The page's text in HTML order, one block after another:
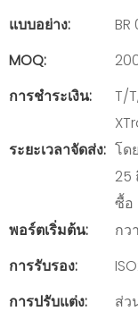
แบบอย่าง:
BR
MOQ:
การชำระเงิน:
T/
ระยะเวลาจัดส่ง: โด
25
ซื้อ
พอร์ตเริ่มต้น:
กว
การรับรอง:
การปรับแต่ง:
ส่ว